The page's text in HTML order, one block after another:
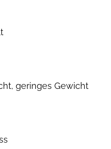
geringes Gewicht